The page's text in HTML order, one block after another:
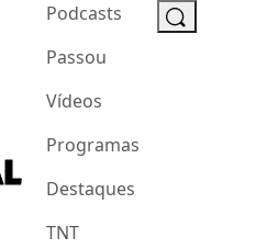
Podcasts
Passou
Vídeos
Programas
Destaques
TNT